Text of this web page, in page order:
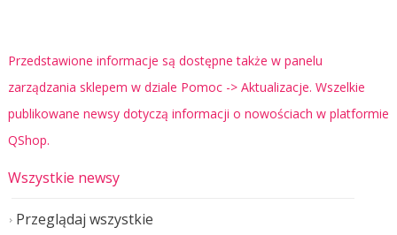
Wszystkie newsy
Przeglądaj wszystkie
Przedstawione informacje są dostępne także w panelu
zarządzania sklepem w dziale Pomoc -> Aktualizacje. Wszelkie
publikowane newsy dotyczą informacji o nowościach w platformie
QShop.